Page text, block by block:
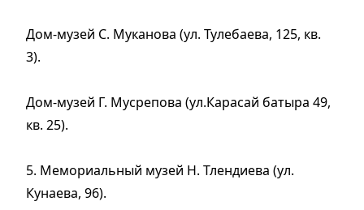
Дом-музей С. Муканова (ул. Тулебаева, 125, кв.
3).
Дом-музей Г. Мусрепова (ул.Карасай батыра 49,
кв. 25).
5. Мемориальный музей Н. Тлендиева (ул.
Кунаева, 96).